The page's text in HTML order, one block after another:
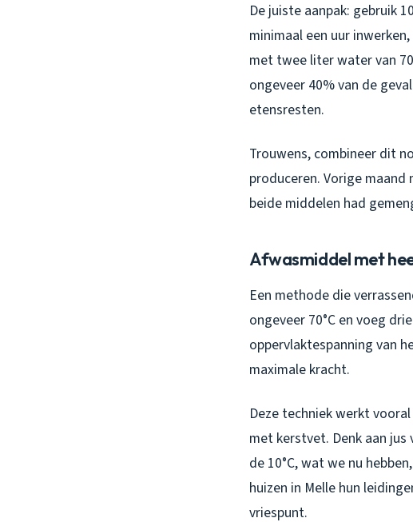
De juiste aanpak: gebruik
minimaal een uur
met twee liter water van
ongeveer 40% van de
etensresten.
Trouwens, combineer dit
produceren. Vorige
beide middelen had
Afwasmiddel met
Een methode die
ongeveer 70°C en voeg
oppervlaktespanning van
maximale kracht.
Deze techniek werkt
met kerstvet. Denk aan
de 10°C, wat we nu
huizen in Melle hun
vriespunt.